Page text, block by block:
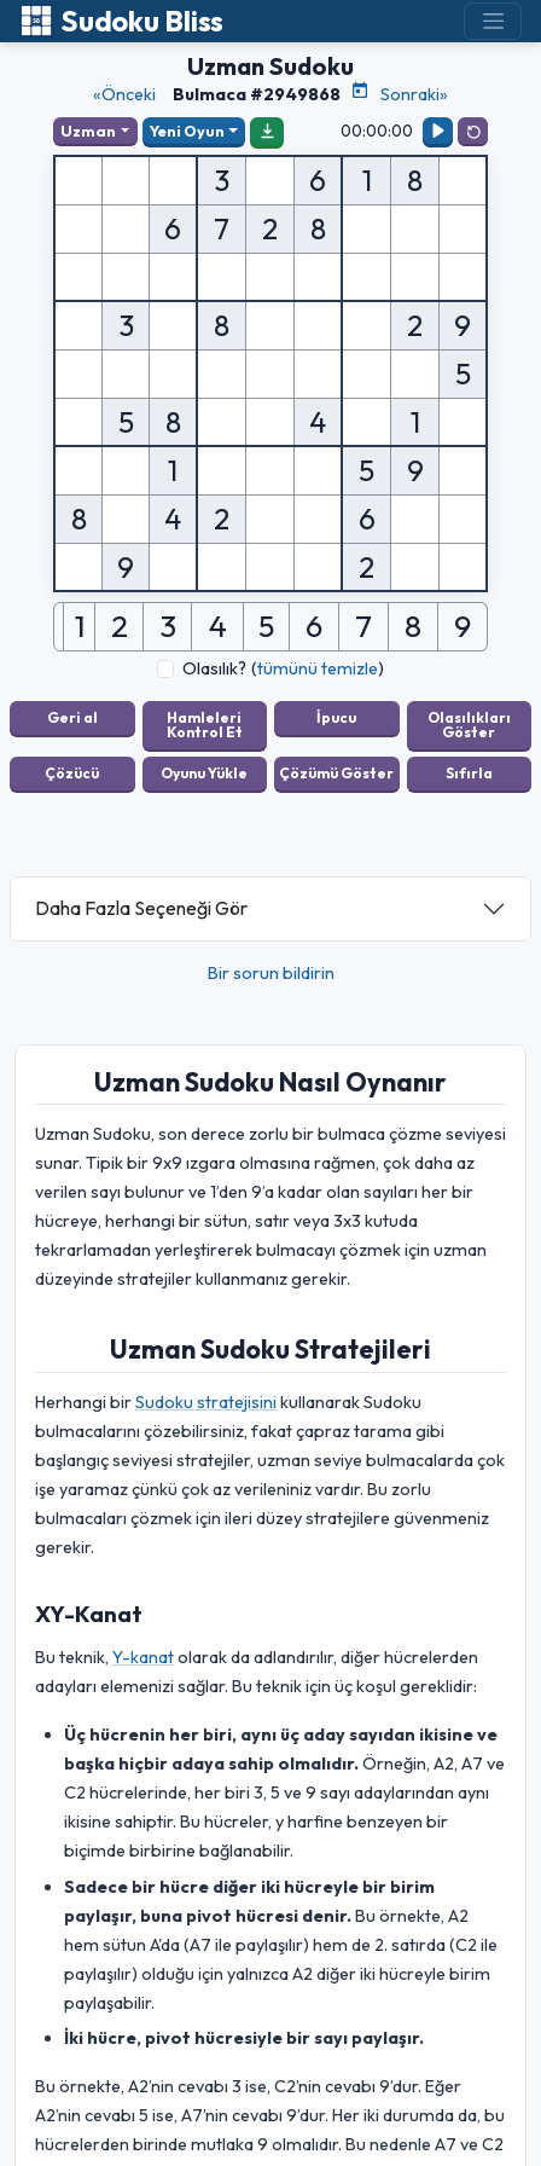
Sudoku Bliss
Uzman Sudoku
«Önceki Bulmaca #2949868 Sonraki»
Uzman Yeni Oyun 00:00:00
3 6 1
8
6
7 2 8
3 8 2
9
5
5
8 4
1
1
5
9
8
4 2
6
9
2
1 2 3 4 5 6 7 8 9
Olasılık? (tümünü temizle)
Daha Fazla Seçeneği Gör
Bir sorun bildirin
Uzman Sudoku Nasıl Oynanır
Uzman Sudoku, son derece zorlu bir bulmaca çözme seviyesi
sunar. Tipik bir 9x9 ızgara olmasına rağmen, çok daha az
verilen sayı bulunur ve 1’den 9’a kadar olan sayıları her bir
hücreye, herhangi bir sütun, satır veya 3x3 kutuda
tekrarlamadan yerleştirerek bulmacayı çözmek için uzman
düzeyinde stratejiler kullanmanız gerekir.
Uzman Sudoku Stratejileri
Herhangi birSudoku stratejisini kullanarak Sudoku
bulmacalarını çözebilirsiniz, fakat çapraz tarama gibi
başlangıç seviyesi stratejiler, uzman seviye bulmacalarda çok
işe yaramaz çünkü çok az verileniniz vardır. Bu zorlu
bulmacaları çözmek için ileri düzey stratejilere güvenmeniz
gerekir.
XY-Kanat
Bu teknik, Y-kanatolarak da adlandırılır, diğer hücrelerden
adayları elemenizi sağlar. Bu teknik için üç koşul gereklidir:
Üç hücrenin her biri, aynı üç aday sayıdan ikisine ve
başka hiçbir adaya sahip olmalıdır.Örneğin, A2, A7 ve
C2 hücrelerinde, her biri 3, 5 ve 9 sayı adaylarından aynı
ikisine sahiptir. Bu hücreler, y harfine benzeyen bir
biçimde birbirine bağlanabilir.
Sadece bir hücre diğer iki hücreyle bir birim
paylaşır, buna pivot hücresi denir.Bu örnekte, A2
hem sütun A'da (A7 ile paylaşılır) hem de 2. satırda (C2 ile
paylaşılır) olduğu için yalnızca A2 diğer iki hücreyle birim
paylaşabilir.
İki hücre, pivot hücresiyle bir sayı paylaşır.
Bu örnekte, A2’nin cevabı 3 ise, C2’nin cevabı 9’dur. Eğer
A2’nin cevabı 5 ise, A7’nin cevabı 9’dur. Her iki durumda da, bu
hücrelerden birinde mutlaka 9 olmalıdır. Bu nedenle A7 ve C2